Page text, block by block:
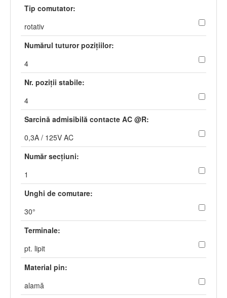
Tip comutator:
rotativ
Numărul tuturor poziţiilor:
4
Nr. poziţii stabile:
4
Sarcină admisibilă contacte AC @R:
0,3A / 125V AC
Număr secţiuni:
1
Unghi de comutare:
30°
Terminale:
pt. lipit
Material pin:
alamă